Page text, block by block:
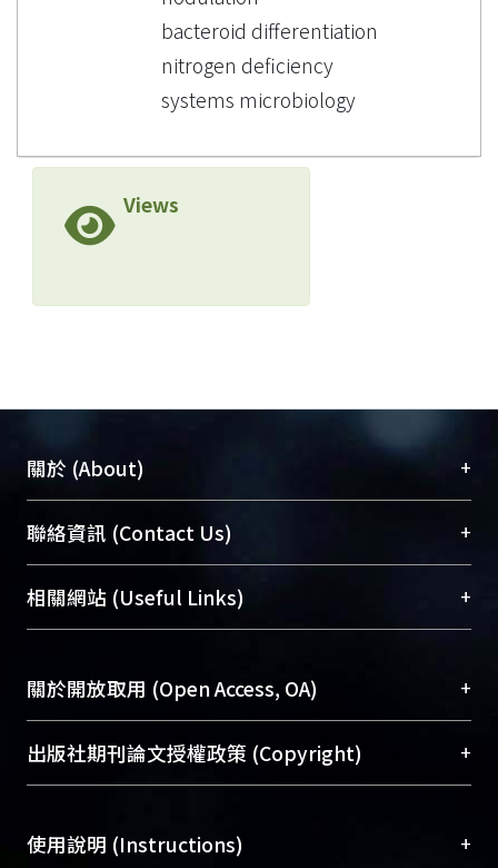
bacteroid differentiation
nitrogen deficiency
systems microbiology
Views
關於 (About) +
臺大位居世界頂尖大學之列，為永久珍藏及向國際
展現本校豐碩的研究成果及學術能量，圖書館整合
機構典藏（NTUR）與學術庫（AH）不同功能平
台，成為臺大學術典藏NTU scholars。期能整合研
成果。
To permanently archive and promote researcher
profiles and scholarly works, Library integrates the
services of “NTU Repository” with “Academic
聯絡資訊 (Contact Us) +
總館學科館員(Main Library)
醫學圖書館學科館員(Medical Library)
Sciences Library)
相關網站 (Useful Links) +
關於開放取用 (Open Access, OA) +
開放取用是從使用者角度提升資訊取用性的社會運
動，應用在學術研究上是透過將研究著作公開供使
用逐年攀升。同時可加速研究發展、提升研究影響
出版社期刊論文授權政策 (Copyright) +
含部分內容的版權非匯入者所有，或由第三方贊
使用說明 (Instructions) +